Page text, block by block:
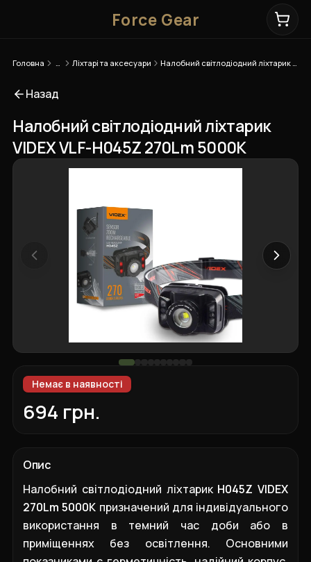
Force Gear
Головна Ліхтарі та аксесуари
Назад
Налобний світлодіодний ліхтарик
VIDEX VLF-H045Z 270Lm 5000K
Немає в наявності
694 грн.
Опис
Налобний світлодіодний ліхтарик H045Z VIDEX
270Lm 5000K призначений для індивідуального
використання в темний час доби або в
приміщеннях без освітлення. Основними